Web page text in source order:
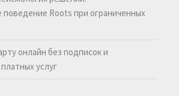
поведение Roots при ограниченных
онлайн без подписок и
услуг